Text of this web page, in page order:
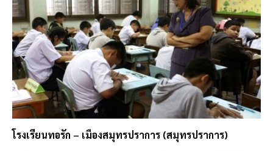
โรงเรียนทอรัก – เมืองสมุทรปราการ (สมุทรปราการ)